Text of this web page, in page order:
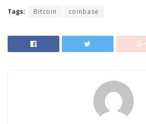
Tags: Bitcoin coinbase